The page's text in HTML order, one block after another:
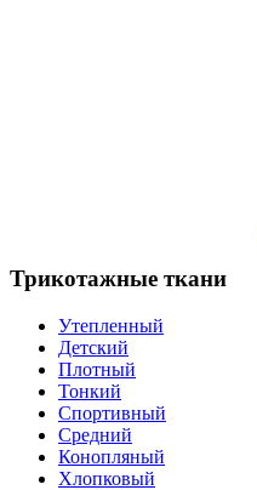
Трикотажные ткани
Утепленный
Детский
Плотный
Тонкий
Спортивный
Средний
Конопляный
Хлопковый